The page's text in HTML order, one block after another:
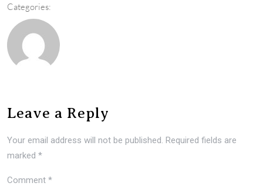
Categories:
Leave a Reply
Your email address will not be published. Required fields are
marked *
Comment *